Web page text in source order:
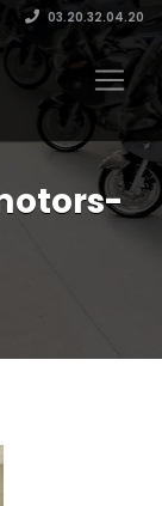
03.20.32.04.20